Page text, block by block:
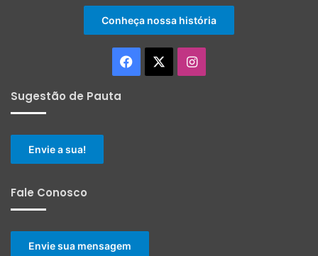
Conheça nossa história
Facebook Instagram
Sugestão de Pauta
Envie a sua!
Fale Conosco
Envie sua mensagem